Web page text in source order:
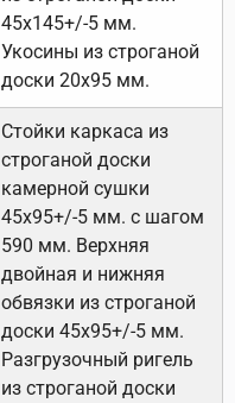
45х145+/-5 мм.
Укосины из строганой
доски 20х95 мм.
Стойки каркаса из
строганой доски
камерной сушки
45х95+/-5 мм. с шагом
590 мм. Верхняя
двойная и нижняя
обвязки из строганой
доски 45х95+/-5 мм.
Разгрузочный ригель
из строганой доски